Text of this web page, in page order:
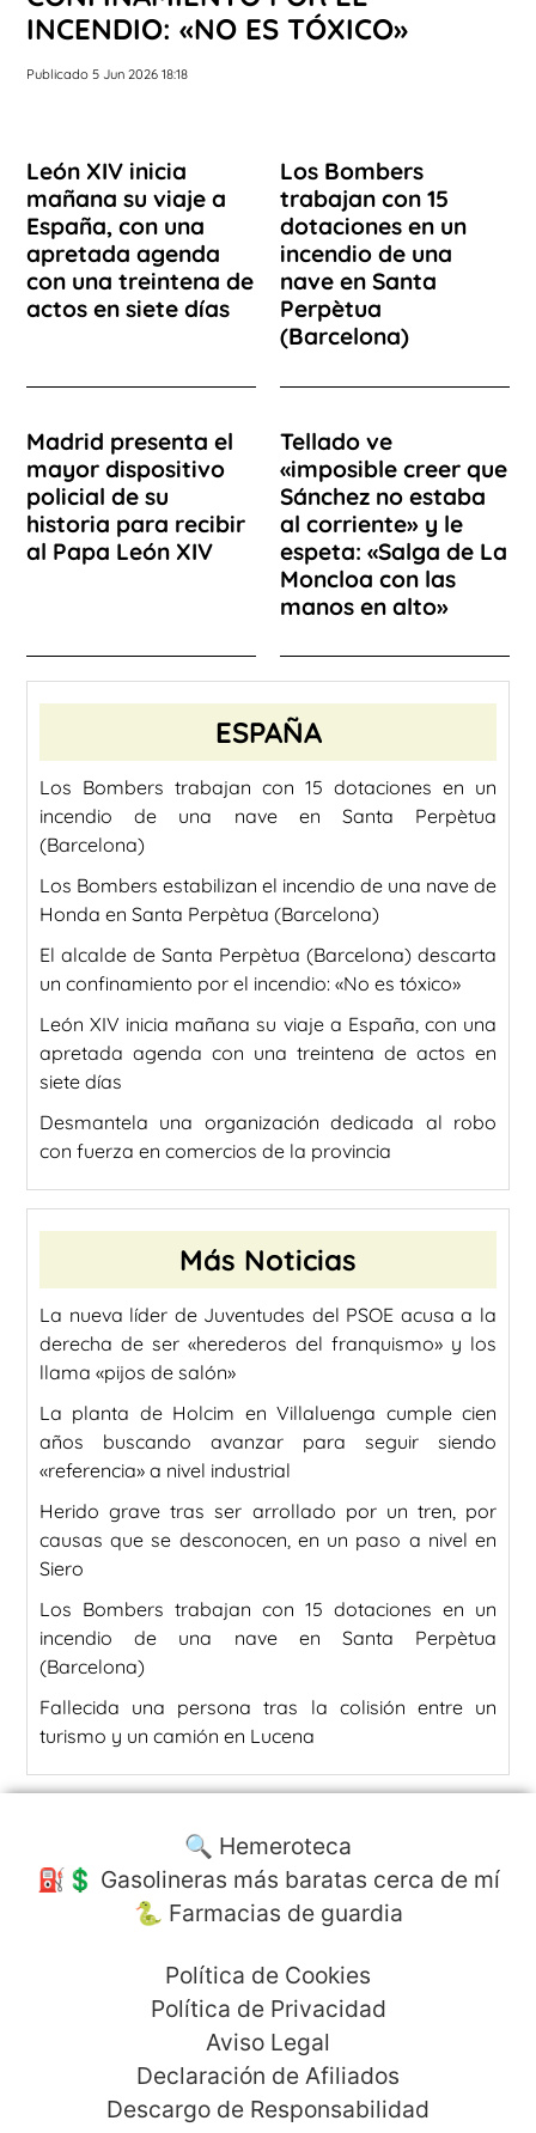
INCENDIO: «NO ES TÓXICO»
Publicado 5 Jun 2026 18:18
León XIV inicia
mañana su viaje a
España, con una
apretada agenda
con una treintena de
actos en siete días
Los Bombers
trabajan con 15
dotaciones en un
incendio de una
nave en Santa
Perpètua
(Barcelona)
Madrid presenta el
mayor dispositivo
policial de su
historia para recibir
al Papa León XIV
Tellado ve
«imposible creer que
Sánchez no estaba
al corriente» y le
espeta: «Salga de La
Moncloa con las
manos en alto»
ESPAÑA
Los Bombers trabajan con 15 dotaciones en un
incendio de una nave en Santa Perpètua
(Barcelona)
Los Bombers estabilizan el incendio de una nave de
Honda en Santa Perpètua (Barcelona)
El alcalde de Santa Perpètua (Barcelona) descarta
un confinamiento por el incendio: «No es tóxico»
León XIV inicia mañana su viaje a España, con una
apretada agenda con una treintena de actos en
siete días
Desmantela una organización dedicada al robo
con fuerza en comercios de la provincia
Más Noticias
La nueva líder de Juventudes del PSOE acusa a la
derecha de ser «herederos del franquismo» y los
llama «pijos de salón»
La planta de Holcim en Villaluenga cumple cien
años buscando avanzar para seguir siendo
«referencia» a nivel industrial
Herido grave tras ser arrollado por un tren, por
causas que se desconocen, en un paso a nivel en
Siero
Los Bombers trabajan con 15 dotaciones en un
incendio de una nave en Santa Perpètua
(Barcelona)
Fallecida una persona tras la colisión entre un
turismo y un camión en Lucena
🔍 Hemeroteca
⛽️💲 Gasolineras más baratas cerca de mí
🐍 Farmacias de guardia
Política de Cookies
Política de Privacidad
Aviso Legal
Declaración de Afiliados
Descargo de Responsabilidad